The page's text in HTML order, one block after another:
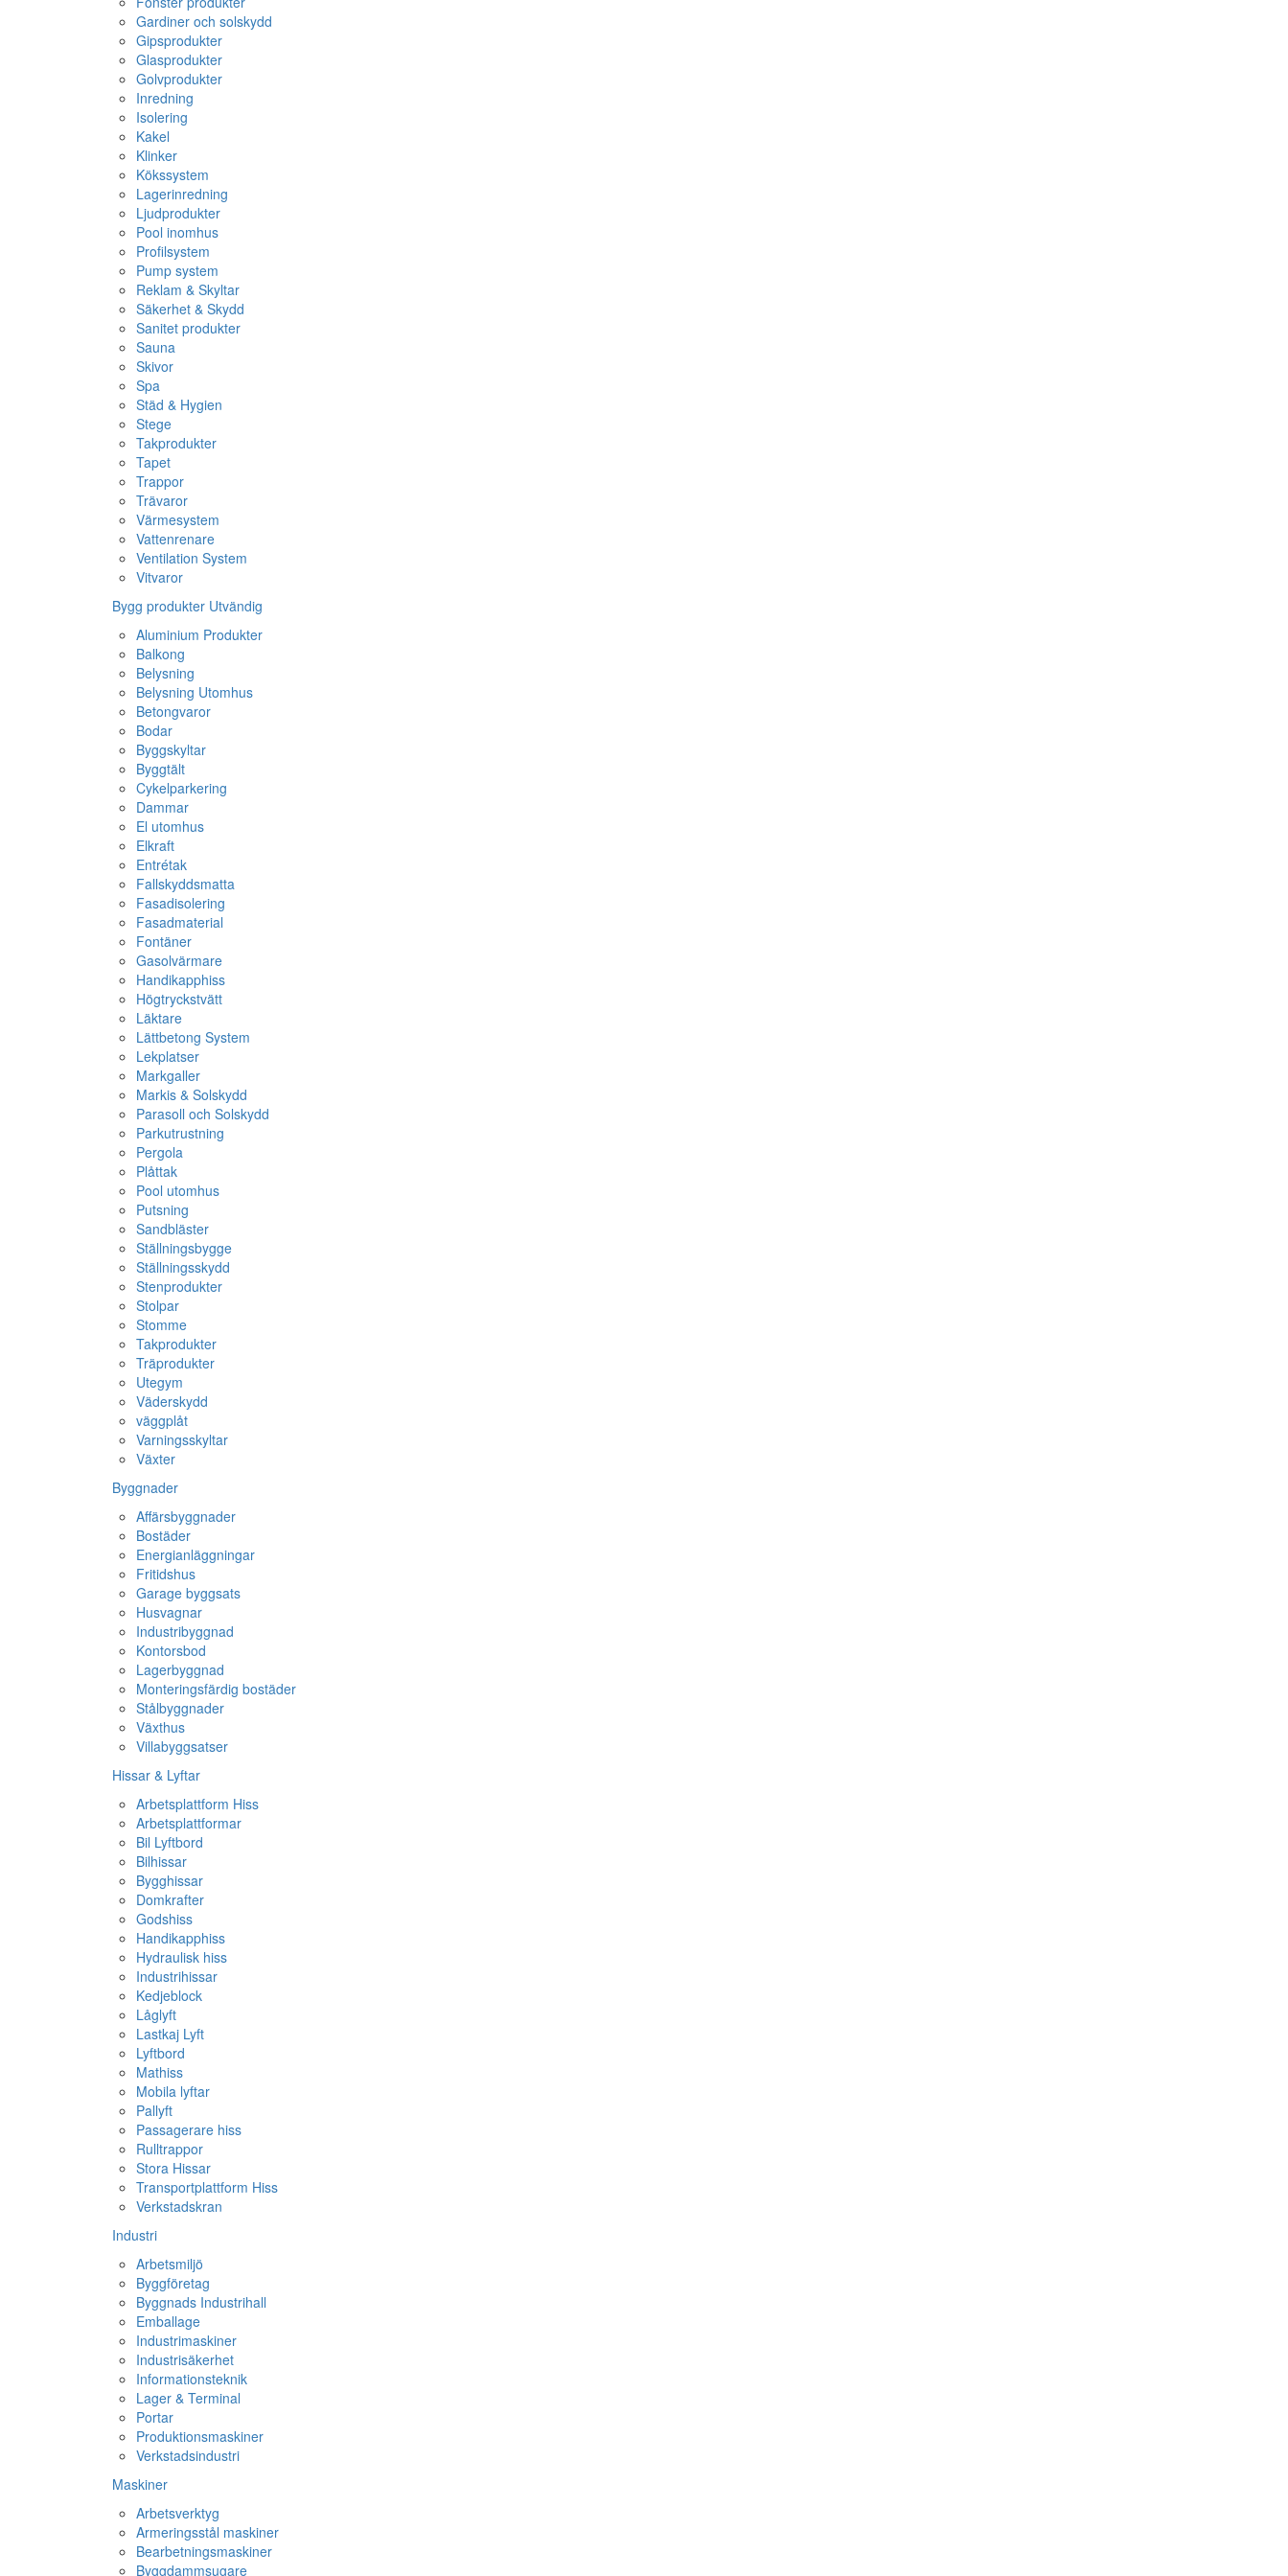
Gardiner och solskydd
Gipsprodukter
Glasprodukter
Golvprodukter
Inredning
Isolering
Kakel
Klinker
Kökssystem
Lagerinredning
Ljudprodukter
Pool inomhus
Profilsystem
Pump system
Reklam & Skyltar
Säkerhet & Skydd
Sanitet produkter
Sauna
Skivor
Spa
Städ & Hygien
Stege
Takprodukter
Tapet
Trappor
Trävaror
Värmesystem
Vattenrenare
Ventilation System
Vitvaror
Bygg produkter Utvändig
Aluminium Produkter
Balkong
Belysning
Belysning Utomhus
Betongvaror
Bodar
Byggskyltar
Byggtält
Cykelparkering
Dammar
El utomhus
Elkraft
Entrétak
Fallskyddsmatta
Fasadisolering
Fasadmaterial
Fontäner
Gasolvärmare
Handikapphiss
Högtryckstvätt
Läktare
Lättbetong System
Lekplatser
Markgaller
Markis & Solskydd
Parasoll och Solskydd
Parkutrustning
Pergola
Plåttak
Pool utomhus
Putsning
Sandbläster
Ställningsbygge
Ställningsskydd
Stenprodukter
Stolpar
Stomme
Takprodukter
Träprodukter
Utegym
Väderskydd
väggplåt
Varningsskyltar
Växter
Byggnader
Affärsbyggnader
Bostäder
Energianläggningar
Fritidshus
Garage byggsats
Husvagnar
Industribyggnad
Kontorsbod
Lagerbyggnad
Monteringsfärdig bostäder
Stålbyggnader
Växthus
Villabyggsatser
Hissar & Lyftar
Arbetsplattform Hiss
Arbetsplattformar
Bil Lyftbord
Bilhissar
Bygghissar
Domkrafter
Godshiss
Handikapphiss
Hydraulisk hiss
Industrihissar
Kedjeblock
Låglyft
Lastkaj Lyft
Lyftbord
Mathiss
Mobila lyftar
Pallyft
Passagerare hiss
Rulltrappor
Stora Hissar
Transportplattform Hiss
Verkstadskran
Industri
Arbetsmiljö
Byggföretag
Byggnads Industrihall
Emballage
Industrimaskiner
Industrisäkerhet
Informationsteknik
Lager & Terminal
Portar
Produktionsmaskiner
Verkstadsindustri
Maskiner
Arbetsverktyg
Armeringsstål maskiner
Bearbetningsmaskiner
Byggdammsugare